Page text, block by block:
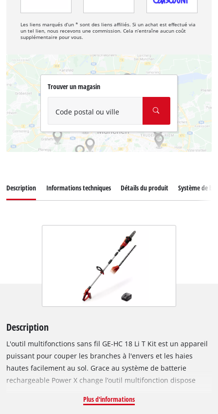
Les liens marqués d’un * sont des liens affiliés. Si un achat est effectué via
un tel lien, nous recevons une commission. Cela n’entraîne aucun coût
supplémentaire pour vous.
Trouver un magasin
Code postal ou ville
Description Informations techniques Détails du produit Système de
Description
L'outil multifonctions sans fil GE-HC 18 Li T Kit est un appareil
puissant pour couper les branches à l'envers et les haies
hautes facilement au sol. Grace au système de batterie
rechargeable Power X change l’outil multifonction dispose
travaux.La boîte de vitesses à engrenage en métal rends l’outil
Plus d'informations